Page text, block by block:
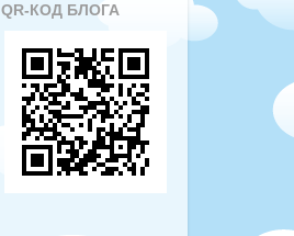
QR-КОД БЛОГА